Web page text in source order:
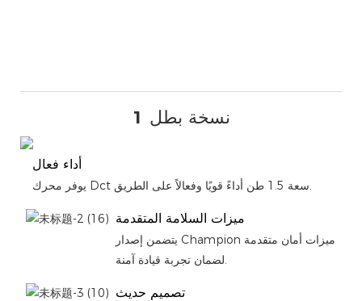
نسخة بطل 1
أداء فعال
يوفر محرك Dct سعة 1.5 طن أداءً قويًا وفعالاً على الطريق.
ميزات السلامة المتقدمة
يتضمن إصدار Champion ميزات أمان متقدمة
لضمان تجربة قيادة آمنة.
تصميم حديث